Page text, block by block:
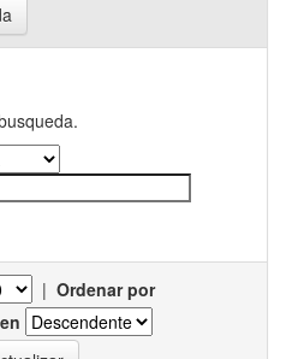
| Ordenar por